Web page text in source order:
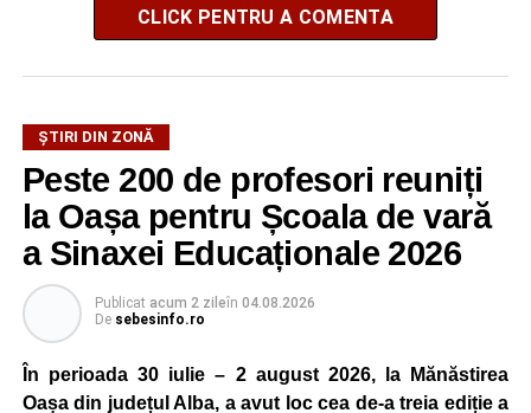
CLICK PENTRU A COMENTA
ȘTIRI DIN ZONĂ
Peste 200 de profesori reuniți
la Oașa pentru Școala de vară
a Sinaxei Educaționale 2026
Publicat acum 2 zileîn 04.08.2026
De sebesinfo.ro
În perioada 30 iulie – 2 august 2026, la Mănăstirea
Oașa din județul Alba, a avut loc cea de-a treia ediție a